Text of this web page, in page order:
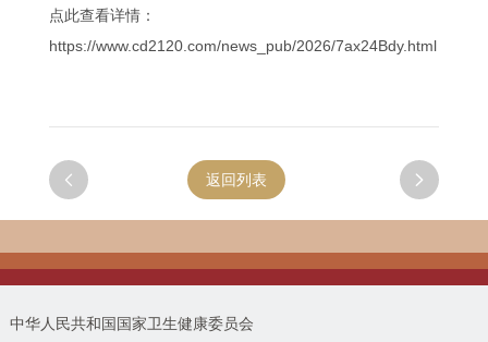
点此查看详情：
https://www.cd2120.com/news_pub/2026/7ax24Bdy.html
 
返回列表
中华人民共和国国家卫生健康委员会